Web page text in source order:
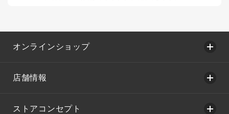
オンラインショップ
店舗情報
ストアコンセプト